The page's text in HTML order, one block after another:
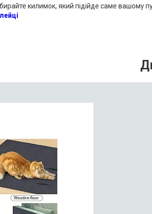
килимок, який підійде саме вашому